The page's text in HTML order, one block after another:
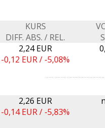
KURS
DIFF. ABS. / REL.
2,24 EUR
-0,12 EUR / -5,08%
2,26 EUR
-0,14EUR / -5,83%